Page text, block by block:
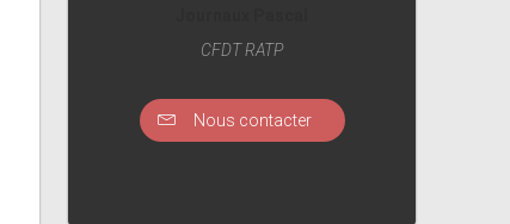
CFDT RATP
Nous contacter